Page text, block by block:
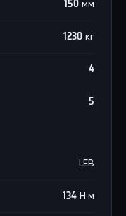
150 мм
1230 кг
4
5
LEB
134 Н·м